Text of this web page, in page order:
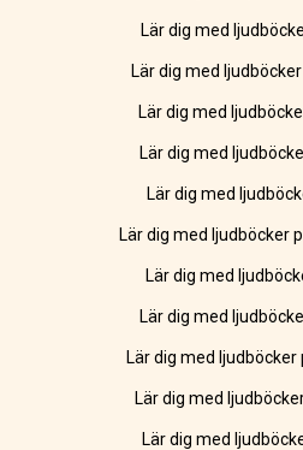
Lär dig med
Lär dig med
Lär dig med
Lär dig med
Lär dig med
Lär dig med ljudböcker
Lär dig med
Lär dig med
Lär dig med ljudböcker
Lär dig med
Lär dig med